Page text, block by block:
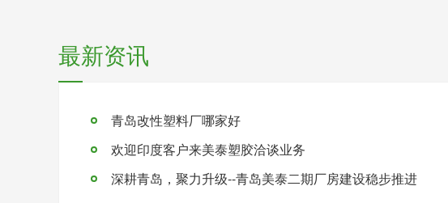
最新资讯
青岛改性塑料厂哪家好
欢迎印度客户来美泰塑胶洽谈业务
深耕青岛，聚力升级--青岛美泰二期厂房建设稳步推进